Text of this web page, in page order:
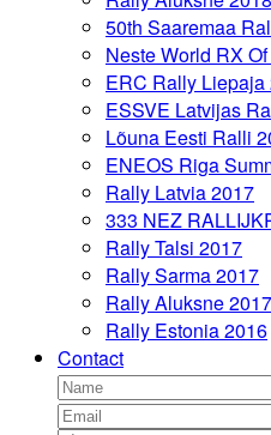
50th Saaremaa
Neste World RX
ERC Rally Liepaja
ESSVE Latvijas
Lõuna Eesti Ralli
ENEOS Riga
Rally Latvia 2017
333 NEZ
Rally Talsi 2017
Rally Sarma 2017
Rally Aluksne 2017
Rally Estonia 2016
Contact